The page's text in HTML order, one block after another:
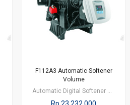
F112A3 Automatic Softener
Volume
Automatic Digital Softener Timer Control valve ini sangat cocok diaplikasikan…